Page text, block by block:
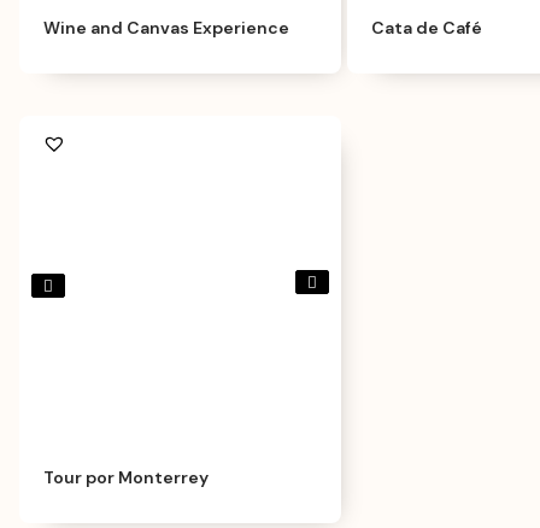
Wine and Canvas Experience Cata de Café
Tour por Monterrey